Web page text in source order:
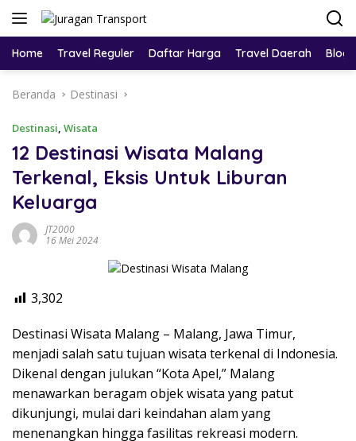
Home Travel Reguler Daftar Harga Travel Daerah Blog
Beranda Destinasi
Destinasi, Wisata
12 Destinasi Wisata Malang
Terkenal, Eksis Untuk Liburan
Keluarga
JT2000
16 Mei 2024
3,302
Destinasi Wisata Malang – Malang, Jawa Timur,
menjadi salah satu tujuan wisata terkenal di Indonesia.
Dikenal dengan julukan “Kota Apel,” Malang
menawarkan beragam objek wisata yang patut
dikunjungi, mulai dari keindahan alam yang
menenangkan hingga fasilitas rekreasi modern.